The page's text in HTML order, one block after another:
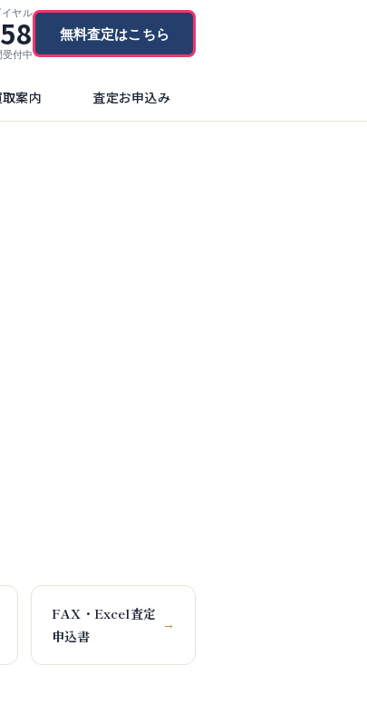
ヤル
付中
無料査定はこちら
案内 査定お申込み
FAX・Excel査定
申込書
→